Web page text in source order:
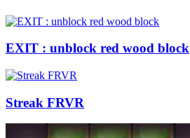
EXIT : unblock red wood block
Streak FRVR